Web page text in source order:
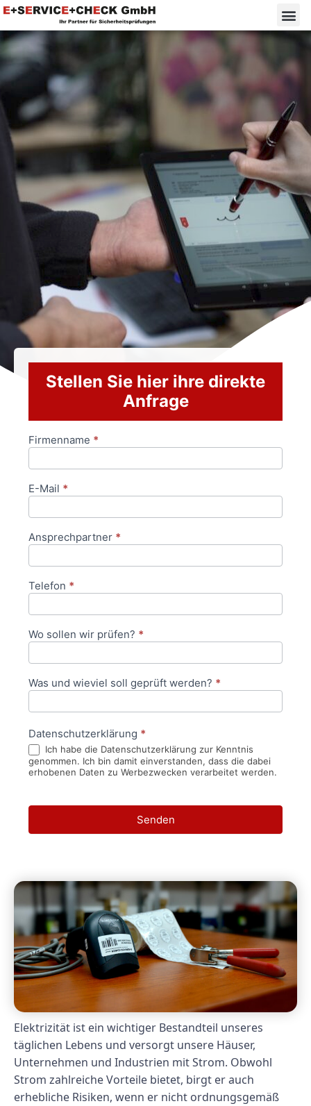
Stellen Sie hier ihre direkte
Anfrage
Anfrageformular
Firmenname *
E-Mail *
Ansprechpartner *
Telefon *
Wo sollen wir prüfen? *
Was und wieviel soll geprüft werden? *
Datenschutzerklärung *
Ich habe die Datenschutzerklärung zur Kenntnis
genommen. Ich bin damit einverstanden, dass die dabei
erhobenen Daten zu Werbezwecken verarbeitet werden.
Senden
Elektrizität ist ein wichtiger Bestandteil unseres
täglichen Lebens und versorgt unsere Häuser,
Unternehmen und Industrien mit Strom. Obwohl
Strom zahlreiche Vorteile bietet, birgt er auch
erhebliche Risiken, wenn er nicht ordnungsgemäß